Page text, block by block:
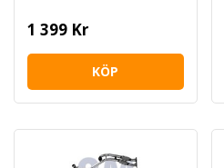
1 399 Kr
KÖP